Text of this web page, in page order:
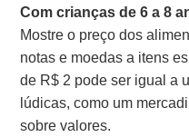
Com crianças de 6 a 8
Mostre o preço dos
notas e moedas a itens
de R$ 2 pode ser igual a
lúdicas, como um
sobre valores.